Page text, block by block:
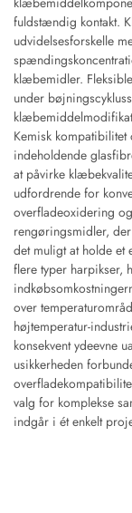
fuldstændig kontakt.
udvidelsesforskelle
klæbemidler.
under
Kemisk kompatibilitet
indeholdende
at påvirke
udfordrende for
overfladeoxidering
rengøringsmidler,
det muligt at holde et
flere typer harpikser,
over
højtemperatur-
konsekvent ydeevne
usikkerheden
valg for komplekse
indgår i ét enkelt